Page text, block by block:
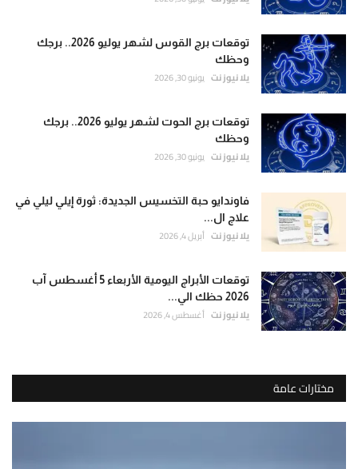
توقعات برج القوس لشهر يوليو 2026.. برجك
وحظك
يلا نيوز نت يونيو 30, 2026
توقعات برج الحوت لشهر يوليو 2026.. برجك
وحظك
يلا نيوز نت يونيو 30, 2026
فاوندايو حبة التخسيس الجديدة: ثورة إيلي ليلي في
علاج ال...
يلا نيوز نت أبريل 4, 2026
توقعات الأبراج اليومية الأربعاء 5 أغسطس آب
2026 حظك الي...
يلا نيوز نت أغسطس 4, 2026
مختارات عامة